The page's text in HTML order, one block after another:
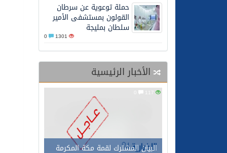
حملة توعوية عن سرطان
القولون بمستشفى الأمير
سلطان بمليجة
1301
الأخبار الرئيسية
البيان المشترك لقمة مكة المكرمة